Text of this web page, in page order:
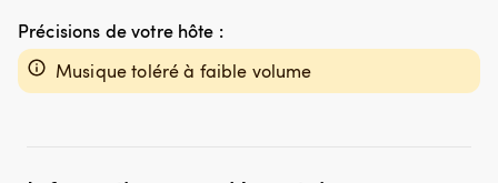
Précisions de votre hôte :
Musique toléré à faible volume